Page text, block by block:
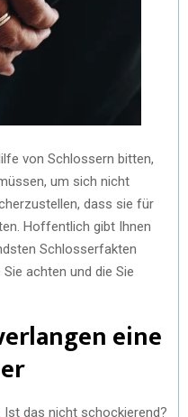
von Schlossern bitten,
um sich nicht
dass sie für
Hoffentlich gibt Ihnen
Schlosserfakten
achten und die Sie
eine
Ist das nicht schockierend?